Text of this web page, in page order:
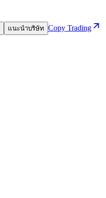
แนะนำบริษัท Copy Trading